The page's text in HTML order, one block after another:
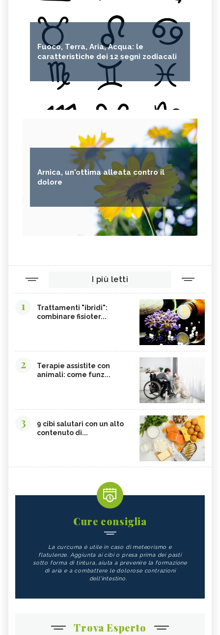
Fuoco, Terra, Aria, Acqua: le
caratteristiche dei 12 segni zodiacali
Arnica, un'ottima alleata contro il
dolore
I più letti
1
Trattamenti "ibridi":
combinare fisioter...
2
Terapie assistite con
animali: come funz...
3
9 cibi salutari con un alto
contenuto di...
Cure consiglia
La curcuma è utile in caso di meteorismo e
flatulenze. Aggiunta ai cibi o presa prima dei pasti
sotto forma di tintura, aiuta a prevenire la formazione
di aria e a combattere le dolorose contrazioni
dell'intestino.
Trova Esperto